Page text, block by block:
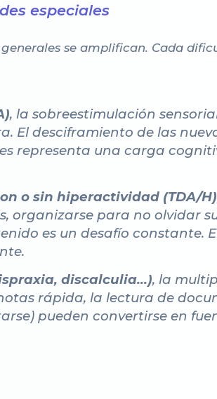
especiales
se amplifican. Cada
, la sobreestimulación
El desciframiento de las
representa una carga
o sin hiperactividad (TDA/H)
organizarse para no olvidar
es un desafío constante.
discalculia...), la
rápida, la lectura de
pueden convertirse en